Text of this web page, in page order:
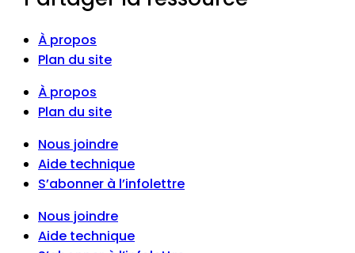
À propos
Plan du site
À propos
Plan du site
Nous joindre
Aide technique
S’abonner à l’infolettre
Nous joindre
Aide technique